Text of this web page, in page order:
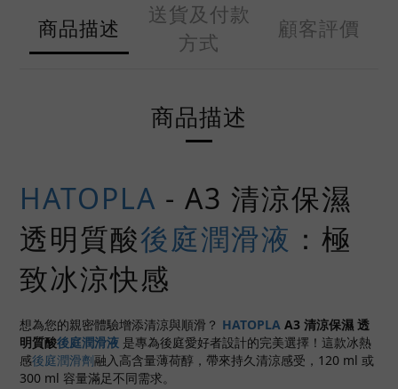
商品描述
送貨及付款
方式
顧客評價
商品描述
HATOPLA - A3 清涼保濕
透明質酸後庭潤滑液 ：極
致冰涼快感
想為您的親密體驗增添清涼與順滑？ HATOPLA A3 清涼保濕 透
明質酸後庭潤滑液 是專為後庭愛好者設計的完美選擇！這款冰熱
感後庭潤滑劑融入高含量薄荷醇，帶來持久清涼感受，120 ml 或
300 ml 容量滿足不同需求。